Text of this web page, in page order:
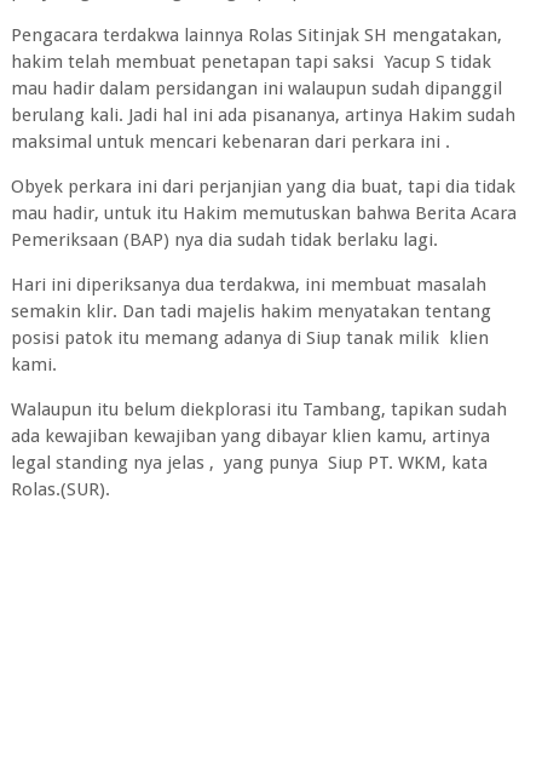
Pengacara terdakwa lainnya Rolas Sitinjak SH mengatakan,
hakim telah membuat penetapan tapi saksi Yacup S tidak
mau hadir dalam persidangan ini walaupun sudah dipanggil
berulang kali. Jadi hal ini ada pisananya, artinya Hakim sudah
maksimal untuk mencari kebenaran dari perkara ini .
Obyek perkara ini dari perjanjian yang dia buat, tapi dia tidak
mau hadir, untuk itu Hakim memutuskan bahwa Berita Acara
Pemeriksaan (BAP) nya dia sudah tidak berlaku lagi.
Hari ini diperiksanya dua terdakwa, ini membuat masalah
semakin klir. Dan tadi majelis hakim menyatakan tentang
posisi patok itu memang adanya di Siup tanak milik klien
kami.
Walaupun itu belum diekplorasi itu Tambang, tapikan sudah
ada kewajiban kewajiban yang dibayar klien kamu, artinya
legal standing nya jelas , yang punya Siup PT. WKM, kata
Rolas.(SUR).